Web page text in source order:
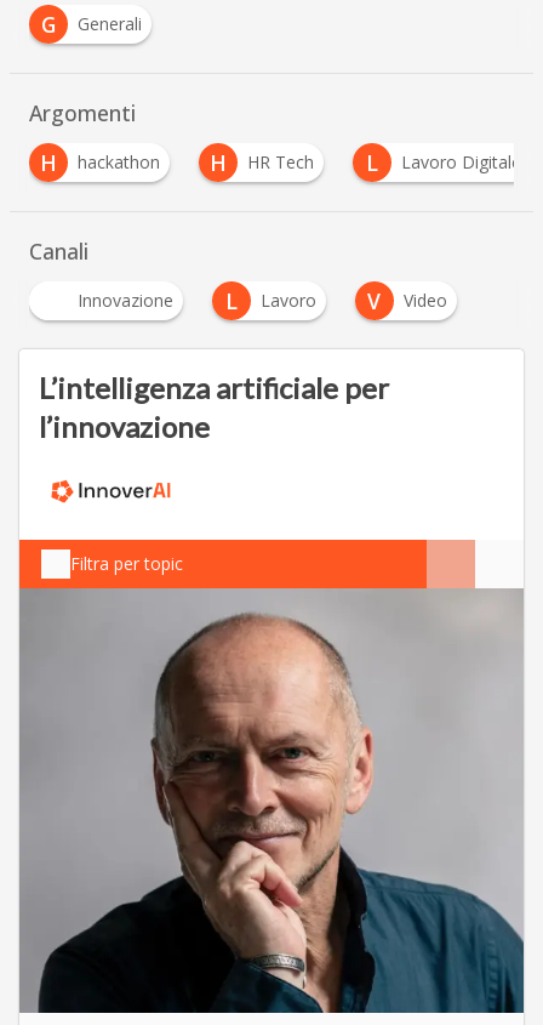
G
Generali
Argomenti
hackathon H HR Tech L Lavoro Digitale
Canali
Innovazione L Lavoro V Video
L’intelligenza artificiale per
l’innovazione
Filtra per topic